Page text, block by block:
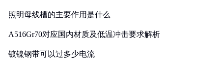
照明母线槽的主要作用是什么
A516Gr70对应国内材质及低温冲击要求解析
镀镍钢带可以过多少电流